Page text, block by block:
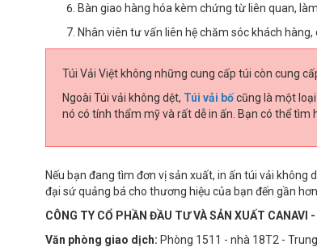
Bàn giao hàng hóa kèm chứng từ liên quan,
Nhân viên tư vấn liên hệ chăm sóc khách hàng,
Túi Vải Việt không những cung cấp túi còn cung
Ngoài Túi vải không dệt, Túi vải bốcũng là một loại
nó có tính thẩm mỹ và rất dễ in ấn. Bạn có thể tìm
Nếu bạn đang tìm đơn vị sản xuất, in ấn túi vải
đại sứ quảng bá cho thương hiệu của bạn đến gần
CÔNG TY CỔ PHẦN ĐẦU TƯ VÀ SẢN XUẤT
Văn phòng giao dịch: Phòng 1511 - nhà 18T2 -